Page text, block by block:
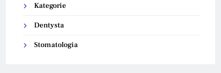
Kategorie
Dentysta
Stomatologia